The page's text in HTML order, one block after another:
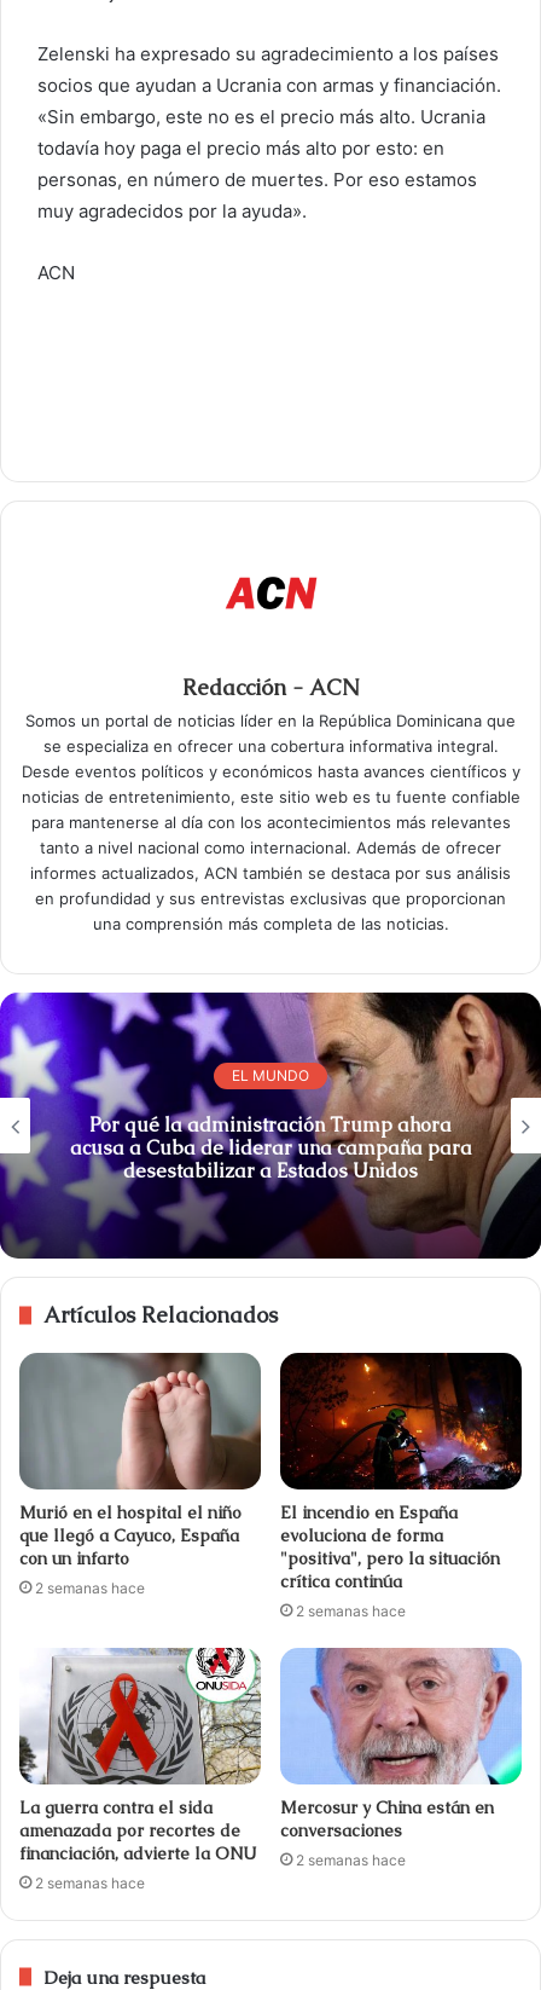
Zelenski ha expresado su agradecimiento a los países
socios que ayudan a Ucrania con armas y financiación.
«Sin embargo, este no es el precio más alto. Ucrania
todavía hoy paga el precio más alto por esto: en
personas, en número de muertes. Por eso estamos
muy agradecidos por la ayuda».
ACN
Redacción - ACN
Somos un portal de noticias líder en la República Dominicana que
se especializa en ofrecer una cobertura informativa integral.
Desde eventos políticos y económicos hasta avances científicos y
noticias de entretenimiento, este sitio web es tu fuente confiable
para mantenerse al día con los acontecimientos más relevantes
tanto a nivel nacional como internacional. Además de ofrecer
informes actualizados, ACN también se destaca por sus análisis
en profundidad y sus entrevistas exclusivas que proporcionan
una comprensión más completa de las noticias.
EL MUNDO
Por qué la administración Trump ahora
acusa a Cuba de liderar una campaña para
desestabilizar a Estados Unidos
Artículos Relacionados
Murió en el hospital el niño
que llegó a Cayuco, España
con un infarto
2 semanas hace
El incendio en España
evoluciona de forma
"positiva", pero la situación
crítica continúa
2 semanas hace
La guerra contra el sida
amenazada por recortes de
financiación, advierte la ONU
2 semanas hace
Mercosur y China están en
conversaciones
2 semanas hace
Deja una respuesta